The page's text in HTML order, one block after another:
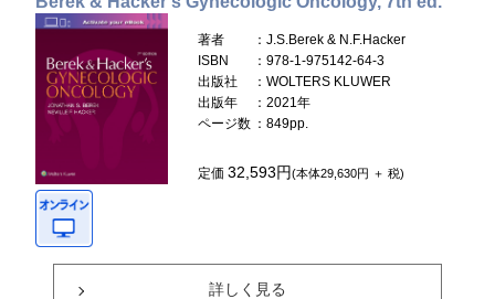
著者
：J.S.Berek & N.F.Hacker
ISBN
：978-1-975142-64-3
出版社
：WOLTERS KLUWER
出版年
：2021年
ページ数 ：849pp.
定価32,593円(本体29,630円 ＋ 税)
詳しく見る